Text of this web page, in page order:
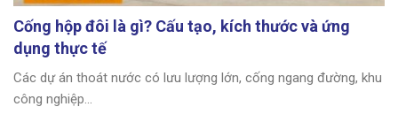
Cống hộp đôi là gì? Cấu tạo, kích thước và ứng
dụng thực tế
Các dự án thoát nước có lưu lượng lớn, cống ngang đường, khu
công nghiệp...